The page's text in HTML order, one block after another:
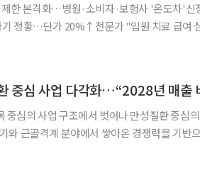
한 본격화…병원·소비자·보험사 '온도차'신
정황…단가 20%↑전문가 "입원 치료 급여
중심 사업 다각화…“2028년 매출
중심의 사업 구조에서 벗어나 만성질환 중심
와 근골격계 분야에서 쌓아온 경쟁력을 기반